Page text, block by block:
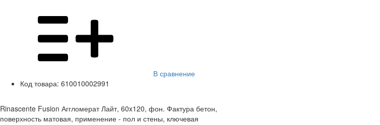
В сравнение
Код товара: 610010002991
Rinascente Fusion Аггломерат Лайт, 60x120, фон. Фактура бетон,
поверхность матовая, применение - пол и стены, ключевая